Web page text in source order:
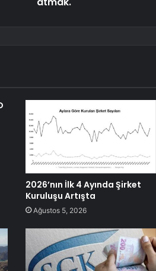
2026’nın İlk 4 Ayında Şirket
Kuruluşu Artışta
Ağustos 5, 2026